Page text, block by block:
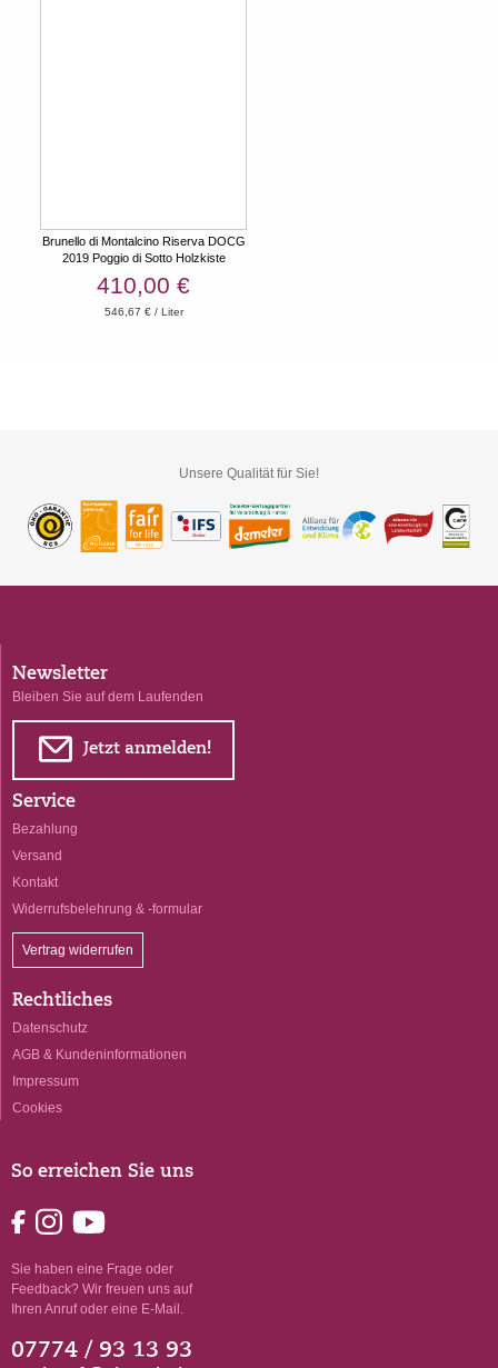
Brunello di Montalcino Riserva DOCG
2019 Poggio di Sotto Holzkiste
410,00 €
546,67 € / Liter
Unsere Qualität für Sie!
So erreichen Sie uns
Sie haben eine Frage oder
Feedback? Wir freuen uns auf
Ihren Anruf oder eine E-Mail.
07774 / 93 13 93
Newsletter
Bleiben Sie auf dem Laufenden
E Jetzt anmelden!
Service
Bezahlung
Versand
Kontakt
Widerrufsbelehrung & -formular
Vertrag widerrufen
Rechtliches
Datenschutz
AGB & Kundeninformationen
Impressum
Cookies